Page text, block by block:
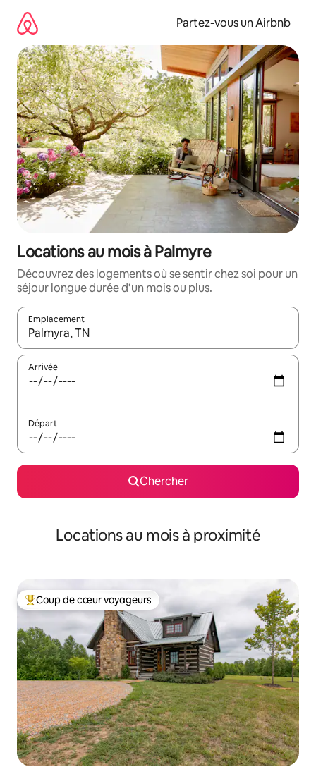
directement
contenu
Partez-vous un Airbnb
Locations au mois à Palmyre
Découvrez des logements où se sentir chez soi pour un
séjour longue durée d’un mois ou plus.
Emplacement
Quand les résultats sont affichés, parcourez-les en utilisant
Arrivée
Départ
Chercher
Locations au mois à proximité
Coup de cœur voyageurs parmi les plus aimés
Coup de cœur voyageurs